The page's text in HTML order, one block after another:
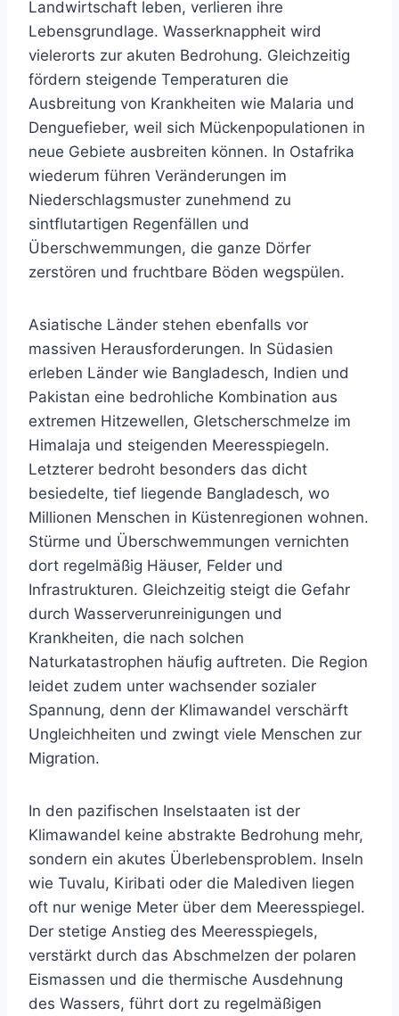
Landwirtschaft leben, verlieren ihre
Lebensgrundlage. Wasserknappheit wird
vielerorts zur akuten Bedrohung. Gleichzeitig
fördern steigende Temperaturen die
Ausbreitung von Krankheiten wie Malaria und
Denguefieber, weil sich Mückenpopulationen in
neue Gebiete ausbreiten können. In Ostafrika
wiederum führen Veränderungen im
Niederschlagsmuster zunehmend zu
sintflutartigen Regenfällen und
Überschwemmungen, die ganze Dörfer
zerstören und fruchtbare Böden wegspülen.
Asiatische Länder stehen ebenfalls vor
massiven Herausforderungen. In Südasien
erleben Länder wie Bangladesch, Indien und
Pakistan eine bedrohliche Kombination aus
extremen Hitzewellen, Gletscherschmelze im
Himalaja und steigenden Meeresspiegeln.
Letzterer bedroht besonders das dicht
besiedelte, tief liegende Bangladesch, wo
Millionen Menschen in Küstenregionen wohnen.
Stürme und Überschwemmungen vernichten
dort regelmäßig Häuser, Felder und
Infrastrukturen. Gleichzeitig steigt die Gefahr
durch Wasserverunreinigungen und
Krankheiten, die nach solchen
Naturkatastrophen häufig auftreten. Die Region
leidet zudem unter wachsender sozialer
Spannung, denn der Klimawandel verschärft
Ungleichheiten und zwingt viele Menschen zur
Migration.
In den pazifischen Inselstaaten ist der
Klimawandel keine abstrakte Bedrohung mehr,
sondern ein akutes Überlebensproblem. Inseln
wie Tuvalu, Kiribati oder die Malediven liegen
oft nur wenige Meter über dem Meeresspiegel.
Der stetige Anstieg des Meeresspiegels,
verstärkt durch das Abschmelzen der polaren
Eismassen und die thermische Ausdehnung
des Wassers, führt dort zu regelmäßigen